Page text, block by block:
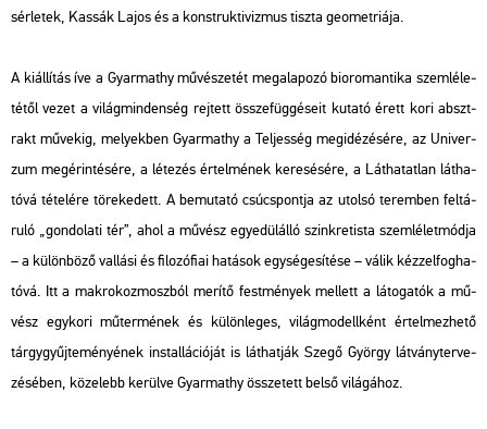
sér­le­tek, Kas­sák Lajos és a konst­ruk­ti­viz­mus tisz­ta geo­met­ri­á­ja.
A ki­ál­lí­tás íve a Gyar­ma­thy mű­vé­sze­tét meg­ala­po­zó bio­ro­man­ti­ka szem­lé­le­
té­től vezet a vi­lág­min­den­ség rej­tett össze­füg­gé­se­it ku­ta­tó érett kori abszt­
rakt mű­ve­kig, me­lyek­ben Gyar­ma­thy a Tel­jes­ség meg­idé­zé­sé­re, az Uni­ver­
zum meg­érin­té­sé­re, a lé­te­zés ér­tel­mé­nek ke­re­sé­sé­re, a Lát­ha­tat­lan lát­ha­
tó­vá té­te­lé­re tö­re­ke­dett. A be­mu­ta­tó csúcs­pont­ja az utol­só te­rem­ben fel­tá­
ru­ló „gon­do­la­ti tér”, ahol a mű­vész egye­dül­ál­ló szink­retis­ta szem­lé­let­mód­ja
– a kü­lön­bö­ző val­lá­si és fi­lo­zó­fi­ai ha­tá­sok egy­sé­ge­sí­té­se – válik kéz­zel­fog­ha­
tó­vá. Itt a mak­ro­koz­mosz­ból me­rí­tő fest­mé­nyek mel­lett a lá­to­ga­tók a mű­
vész egy­ko­ri mű­ter­mé­nek és kü­lön­le­ges, vi­lág­mo­dell­ként ér­tel­mez­he­tő
tárgy­gyűj­te­mé­nyé­nek ins­tal­lá­ci­ó­ját is lát­hat­ják Szegő György lát­vány­ter­ve­
zé­sé­ben, kö­ze­lebb ke­rül­ve Gyar­ma­thy össze­tett belső vi­lá­gá­hoz.